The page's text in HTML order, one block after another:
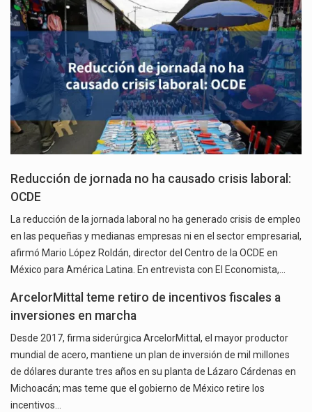
Reducción de jornada no ha causado crisis laboral:
OCDE
La reducción de la jornada laboral no ha generado crisis de empleo
en las pequeñas y medianas empresas ni en el sector empresarial,
afirmó Mario López Roldán, director del Centro de la OCDE en
México para América Latina. En entrevista con El Economista,…
ArcelorMittal teme retiro de incentivos fiscales a
inversiones en marcha
Desde 2017, firma siderúrgica ArcelorMittal, el mayor productor
mundial de acero, mantiene un plan de inversión de mil millones
de dólares durante tres años en su planta de Lázaro Cárdenas en
Michoacán; mas teme que el gobierno de México retire los
incentivos…